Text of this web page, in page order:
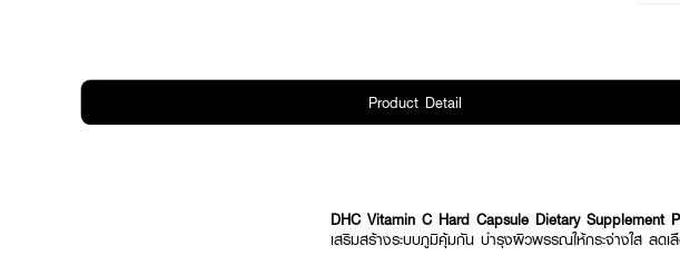
Product Detail
DHC Vitamin C Hard Capsule Dietary Supplement
เสริมสร้างระบบภูมิคุ้มกัน บำรุงผิวพรรณให้กระจ่างใส ลดเ